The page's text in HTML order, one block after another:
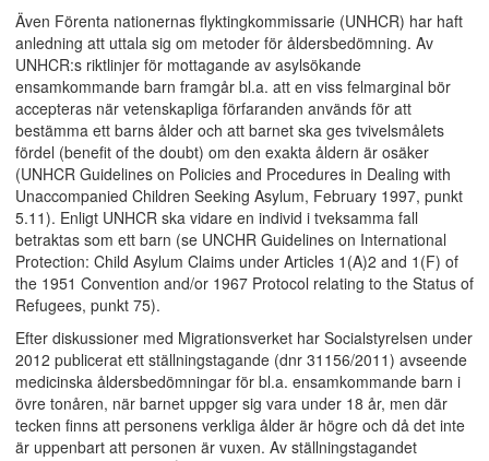
Även Förenta nationernas flyktingkommissarie (UNHCR) har haft
anledning att uttala sig om metoder för åldersbedömning. Av
UNHCR:s riktlinjer för mottagande av asylsökande
ensamkommande barn framgår bl.a. att en viss felmarginal bör
accepteras när vetenskapliga förfaranden används för att
bestämma ett barns ålder och att barnet ska ges tvivelsmålets
fördel (benefit of the doubt) om den exakta åldern är osäker
(UNHCR Guidelines on Policies and Procedures in Dealing with
Unaccompanied Children Seeking Asylum, February 1997, punkt
5.11). Enligt UNHCR ska vidare en individ i tveksamma fall
betraktas som ett barn (se UNCHR Guidelines on International
Protection: Child Asylum Claims under Articles 1(A)2 and 1(F) of
the 1951 Convention and/or 1967 Protocol relating to the Status of
Refugees, punkt 75).
Efter diskussioner med Migrationsverket har Socialstyrelsen under
2012 publicerat ett ställningstagande (dnr 31156/2011) avseende
medicinska åldersbedömningar för bl.a. ensamkommande barn i
övre tonåren, när barnet uppger sig vara under 18 år, men där
tecken finns att personens verkliga ålder är högre och då det inte
är uppenbart att personen är vuxen. Av ställningstagandet